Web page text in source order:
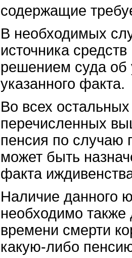
содержащие
В необходимых
источника
решением суда об
указанного факта.
Во всех
перечисленных
пенсия по случаю
может быть
факта
Наличие данного
необходимо
времени смерти
какую-либо